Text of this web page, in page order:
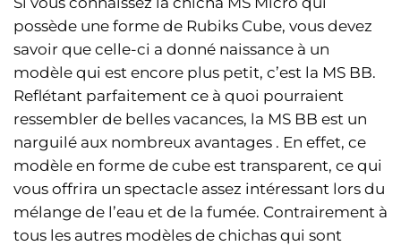
possède une forme de Rubiks Cube, vous devez
savoir que celle-ci a donné naissance à un
modèle qui est encore plus petit, c’est la MS BB.
Reflétant parfaitement ce à quoi pourraient
ressembler de belles vacances, la MS BB est un
narguilé aux nombreux avantages . En effet, ce
modèle en forme de cube est transparent, ce qui
vous offrira un spectacle assez intéressant lors du
mélange de l’eau et de la fumée. Contrairement à
tous les autres modèles de chichas qui sont